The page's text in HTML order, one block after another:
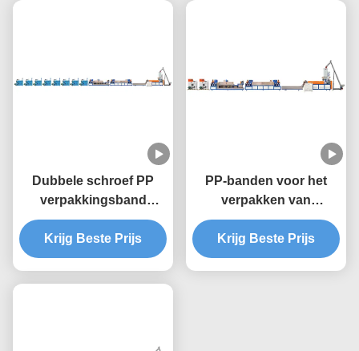
Dubbele schroef PP
verpakkingsband
maken machine, 9mm
PP band
extruderingsmachine
Krijg Beste Prijs
PP-banden voor het
verpakken van
sandwichgordels 4
strips twin screw
extruder
Krijg Beste Prijs